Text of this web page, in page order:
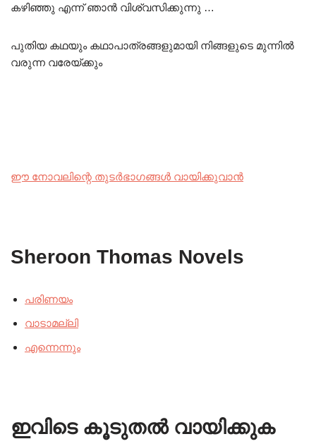
കഴിഞ്ഞു എന്ന് ഞാൻ വിശ്വസിക്കുന്നു …
പുതിയ കഥയും കഥാപാത്രങ്ങളുമായി നിങ്ങളുടെ മുന്നിൽ
വരുന്ന വരേയ്ക്കും
ഈ നോവലിന്റെ തുടർഭാഗങ്ങൾ വായിക്കുവാൻ
Sheroon Thomas Novels
പരിണയം
വാടാമല്ലി
എന്നെന്നും
ഇവിടെ കൂടുതൽ വായിക്കുക